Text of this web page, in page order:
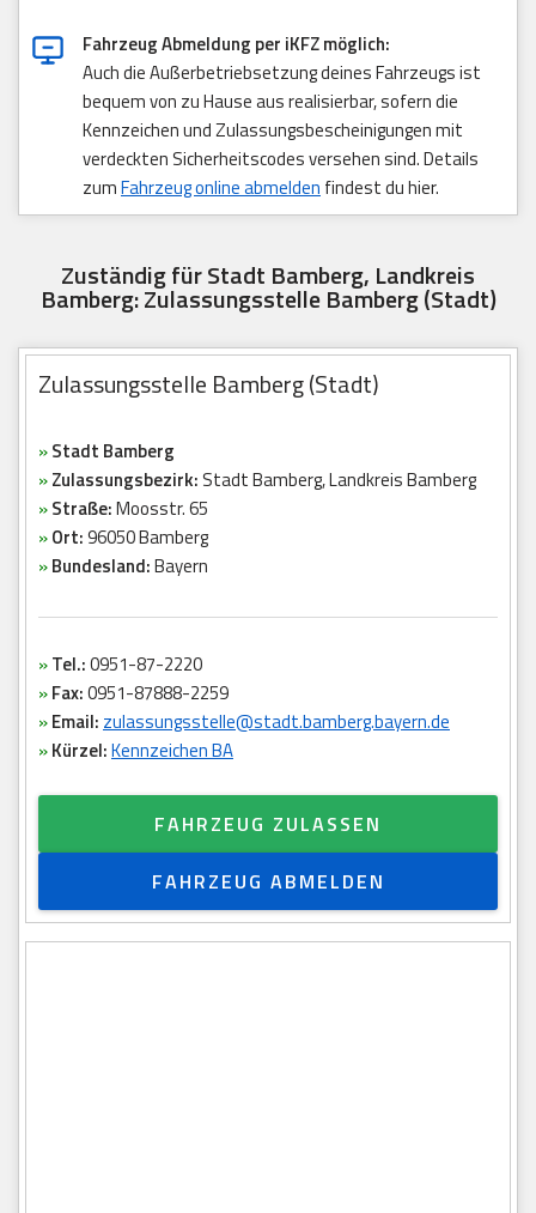
Fahrzeug Abmeldung per iKFZ möglich:
Auch die Außerbetriebsetzung deines Fahrzeugs ist
bequem von zu Hause aus realisierbar, sofern die
Kennzeichen und Zulassungsbescheinigungen mit
verdeckten Sicherheitscodes versehen sind. Details
zumFahrzeug online abmelden findest du hier.
Zuständig für Stadt Bamberg, Landkreis
Bamberg: Zulassungsstelle Bamberg (Stadt)
Zulassungsstelle Bamberg (Stadt)
»Stadt Bamberg
»Zulassungsbezirk: Stadt Bamberg, Landkreis Bamberg
»Straße:Moosstr. 65
»Ort:96050 Bamberg
»Bundesland:Bayern
»Tel.:0951-87-2220
»Fax:0951-87888-2259
»Email: zulassungsstelle@stadt.bamberg.bayern.de
»Kürzel:Kennzeichen BA
FAHRZEUG ZULASSEN
FAHRZEUG ABMELDEN